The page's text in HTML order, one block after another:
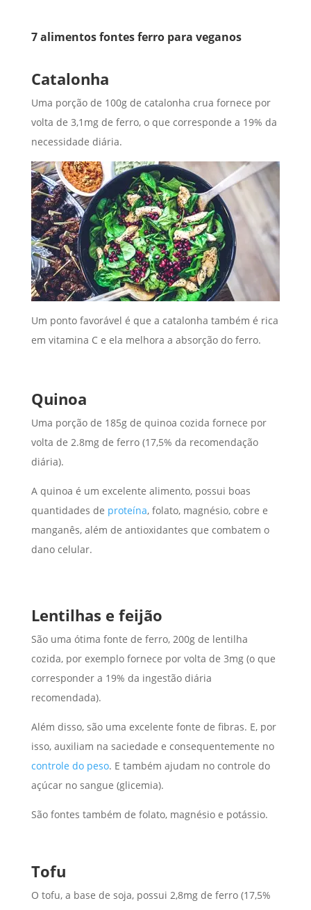
7 alimentos fontes ferro para veganos
Catalonha
Uma porção de 100g de catalonha crua fornece por
volta de 3,1mg de ferro, o que corresponde a 19% da
necessidade diária.
Um ponto favorável é que a catalonha também é rica
em vitamina C e ela melhora a absorção do ferro.
Quinoa
Uma porção de 185g de quinoa cozida fornece por
volta de 2.8mg de ferro (17,5% da recomendação
diária).
A quinoa é um excelente alimento, possui boas
quantidades de proteína, folato, magnésio, cobre e
manganês, além de antioxidantes que combatem o
dano celular.
Lentilhas e feijão
São uma ótima fonte de ferro, 200g de lentilha
cozida, por exemplo fornece por volta de 3mg (o que
corresponder a 19% da ingestão diária
recomendada).
Além disso, são uma excelente fonte de fibras. E, por
isso, auxiliam na saciedade e consequentemente no
controle do peso. E também ajudam no controle do
açúcar no sangue (glicemia).
São fontes também de folato, magnésio e potássio.
Tofu
O tofu, a base de soja, possui 2,8mg de ferro (17,5%